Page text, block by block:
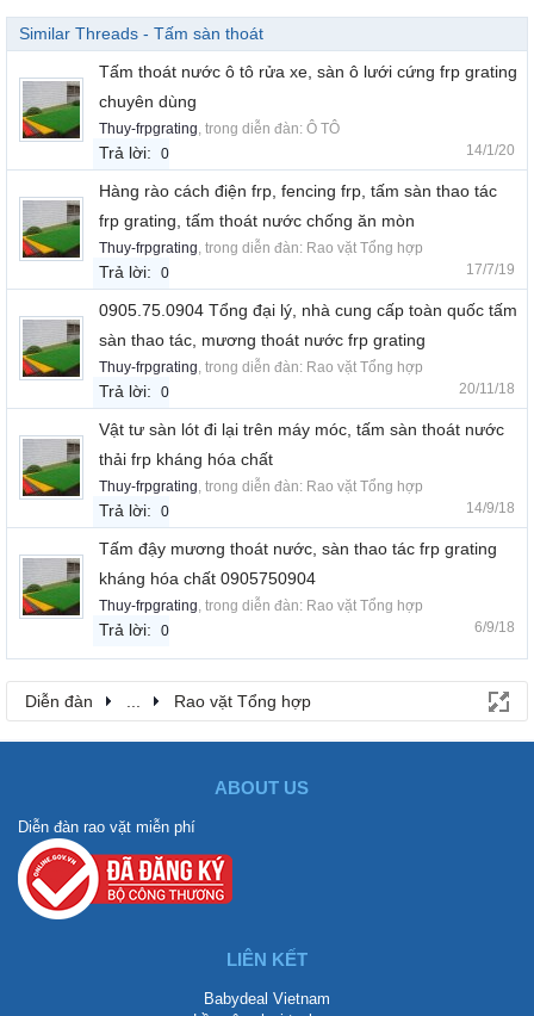
Similar Threads - Tấm sàn thoát
Tấm thoát nước ô tô rửa xe, sàn ô lưới cứng frp grating
chuyên dùng
Thuy-frpgrating, trong diễn đàn: Ô TÔ
Trả lời: 0 14/1/20
Hàng rào cách điện frp, fencing frp, tấm sàn thao tác
frp grating, tấm thoát nước chống ăn mòn
Thuy-frpgrating, trong diễn đàn: Rao vặt Tổng hợp
Trả lời: 0 17/7/19
0905.75.0904 Tổng đại lý, nhà cung cấp toàn quốc tấm
sàn thao tác, mương thoát nước frp grating
Thuy-frpgrating, trong diễn đàn: Rao vặt Tổng hợp
Trả lời: 0 20/11/18
Vật tư sàn lót đi lại trên máy móc, tấm sàn thoát nước
thải frp kháng hóa chất
Thuy-frpgrating, trong diễn đàn: Rao vặt Tổng hợp
Trả lời: 0 14/9/18
Tấm đậy mương thoát nước, sàn thao tác frp grating
kháng hóa chất 0905750904
Thuy-frpgrating, trong diễn đàn: Rao vặt Tổng hợp
Trả lời: 0 6/9/18
Diễn đàn ... Rao vặt Tổng hợp
ABOUT US
Diễn đàn rao vặt miễn phí
LIÊN KẾT
Babydeal Vietnam